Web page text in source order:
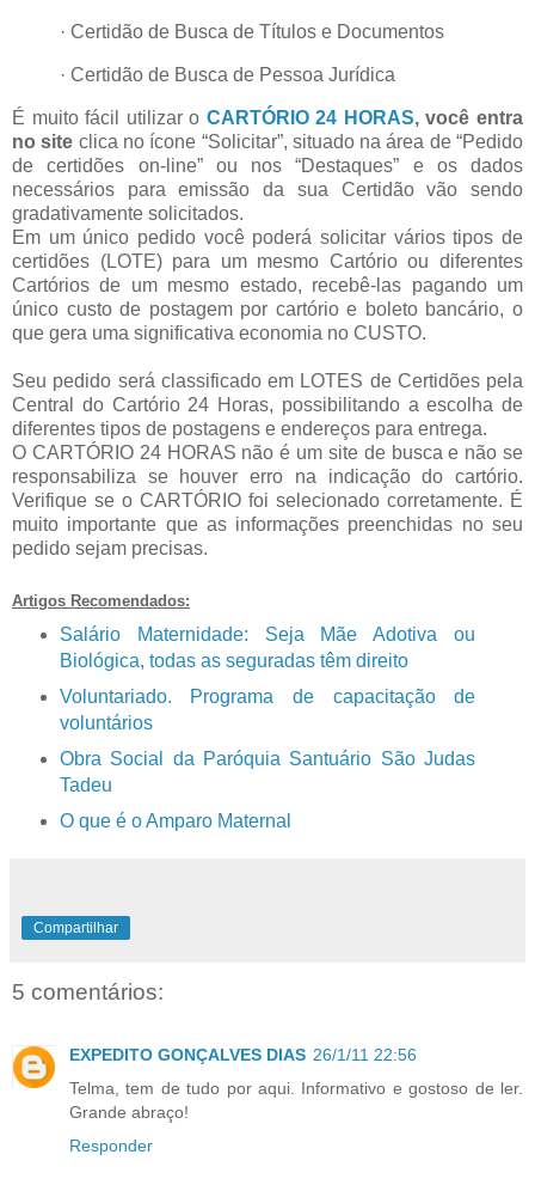
· Certidão de Busca de Títulos e Documentos
· Certidão de Busca de Pessoa Jurídica
É muito fácil utilizar o CARTÓRIO 24 HORAS, você entra
no site clica no ícone “Solicitar”, situado na área de “Pedido
de certidões on-line” ou nos “Destaques” e os dados
necessários para emissão da sua Certidão vão sendo
gradativamente solicitados.
Em um único pedido você poderá solicitar vários tipos de
certidões (LOTE) para um mesmo Cartório ou diferentes
Cartórios de um mesmo estado, recebê-las pagando um
único custo de postagem por cartório e boleto bancário, o
que gera uma significativa economia no CUSTO.
Seu pedido será classificado em LOTES de Certidões pela
Central do Cartório 24 Horas, possibilitando a escolha de
diferentes tipos de postagens e endereços para entrega.
O CARTÓRIO 24 HORAS não é um site de busca e não se
responsabiliza se houver erro na indicação do cartório.
Verifique se o CARTÓRIO foi selecionado corretamente. É
muito importante que as informações preenchidas no seu
pedido sejam precisas.
Artigos Recomendados:
Salário Maternidade: Seja Mãe Adotiva ou
Biológica, todas as seguradas têm direito
Voluntariado. Programa de capacitação de
voluntários
Obra Social da Paróquia Santuário São Judas
Tadeu
O que é o Amparo Maternal
Compartilhar
5 comentários:
EXPEDITO GONÇALVES DIAS 26/1/11 22:56
Telma, tem de tudo por aqui. Informativo e gostoso de ler.
Grande abraço!
Responder